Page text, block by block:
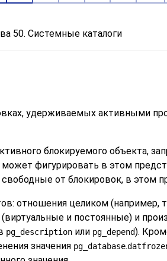
50. Системные каталоги
удерживаемых активными
блокируемого объекта,
фигурировать в этом
от блокировок, в этом
отношения целиком
и постоянные) и
pg_description или pg_depend).
значения pg_database.